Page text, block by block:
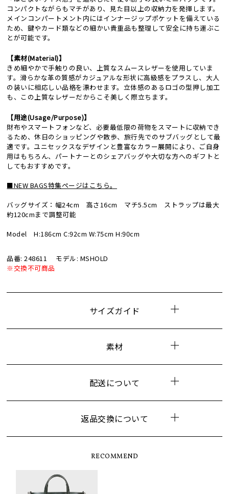
コンパクトながらもマチがあり、見た目以上の収納力を発揮します。
メインコンパートメント内にはインナージップポケットを備えている
ため、鍵やカード類などの細かい貴重品も整理して安全に持ち運ぶこ
とが可能です。
【素材(Material)】
きめ細やかで手触りの良い、上質なスムースレザーを使用していま
す。滑らかな革の質感がカジュアルな形状に高級感をプラスし、大人
の装いに相応しい品格を漂わせます。立体感のあるロゴの型押し加工
も、この上質なレザーだからこそ美しく際立ちます。
【用途(Usage/Purpose)】
財布やスマートフォンなど、必要最低限の荷物をスマートに収納でき
るため、休日のショッピングや散歩、旅行先でのサブバッグとして最
適です。ユニセックスなデザインと豊富なカラー展開により、ご自身
用はもちろん、パートナーとのシェアバッグや大切な方へのギフトと
してもおすすめです。
■NEW BAGS特集ページはこちら。
バッグサイズ：幅24cm 高さ16cm マチ5.5cm ストラップは最大
約120cmまで調整可能
Model H:186cm C:92cm W:75cm H:90cm
品番: 248611
モデル: MSHOLD
※交換不可商品
サイズガイド
素材
配送について
返品交換について
RECOMMEND